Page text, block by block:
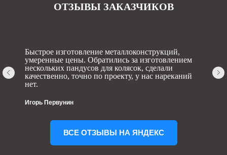
ОТЗЫВЫ ЗАКАЗЧИКОВ
Быстрое изготовление металлоконструкций,
умеренные цены. Обратились за изготовлением
нескольких пандусов для колясок, сделали
качественно, точно по проекту, у нас нареканий
нет.
Игорь Первунин
ВСЕ ОТЗЫВЫ НА ЯНДЕКС